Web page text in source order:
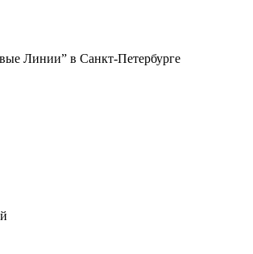
Линии” в Санкт-Петербурге